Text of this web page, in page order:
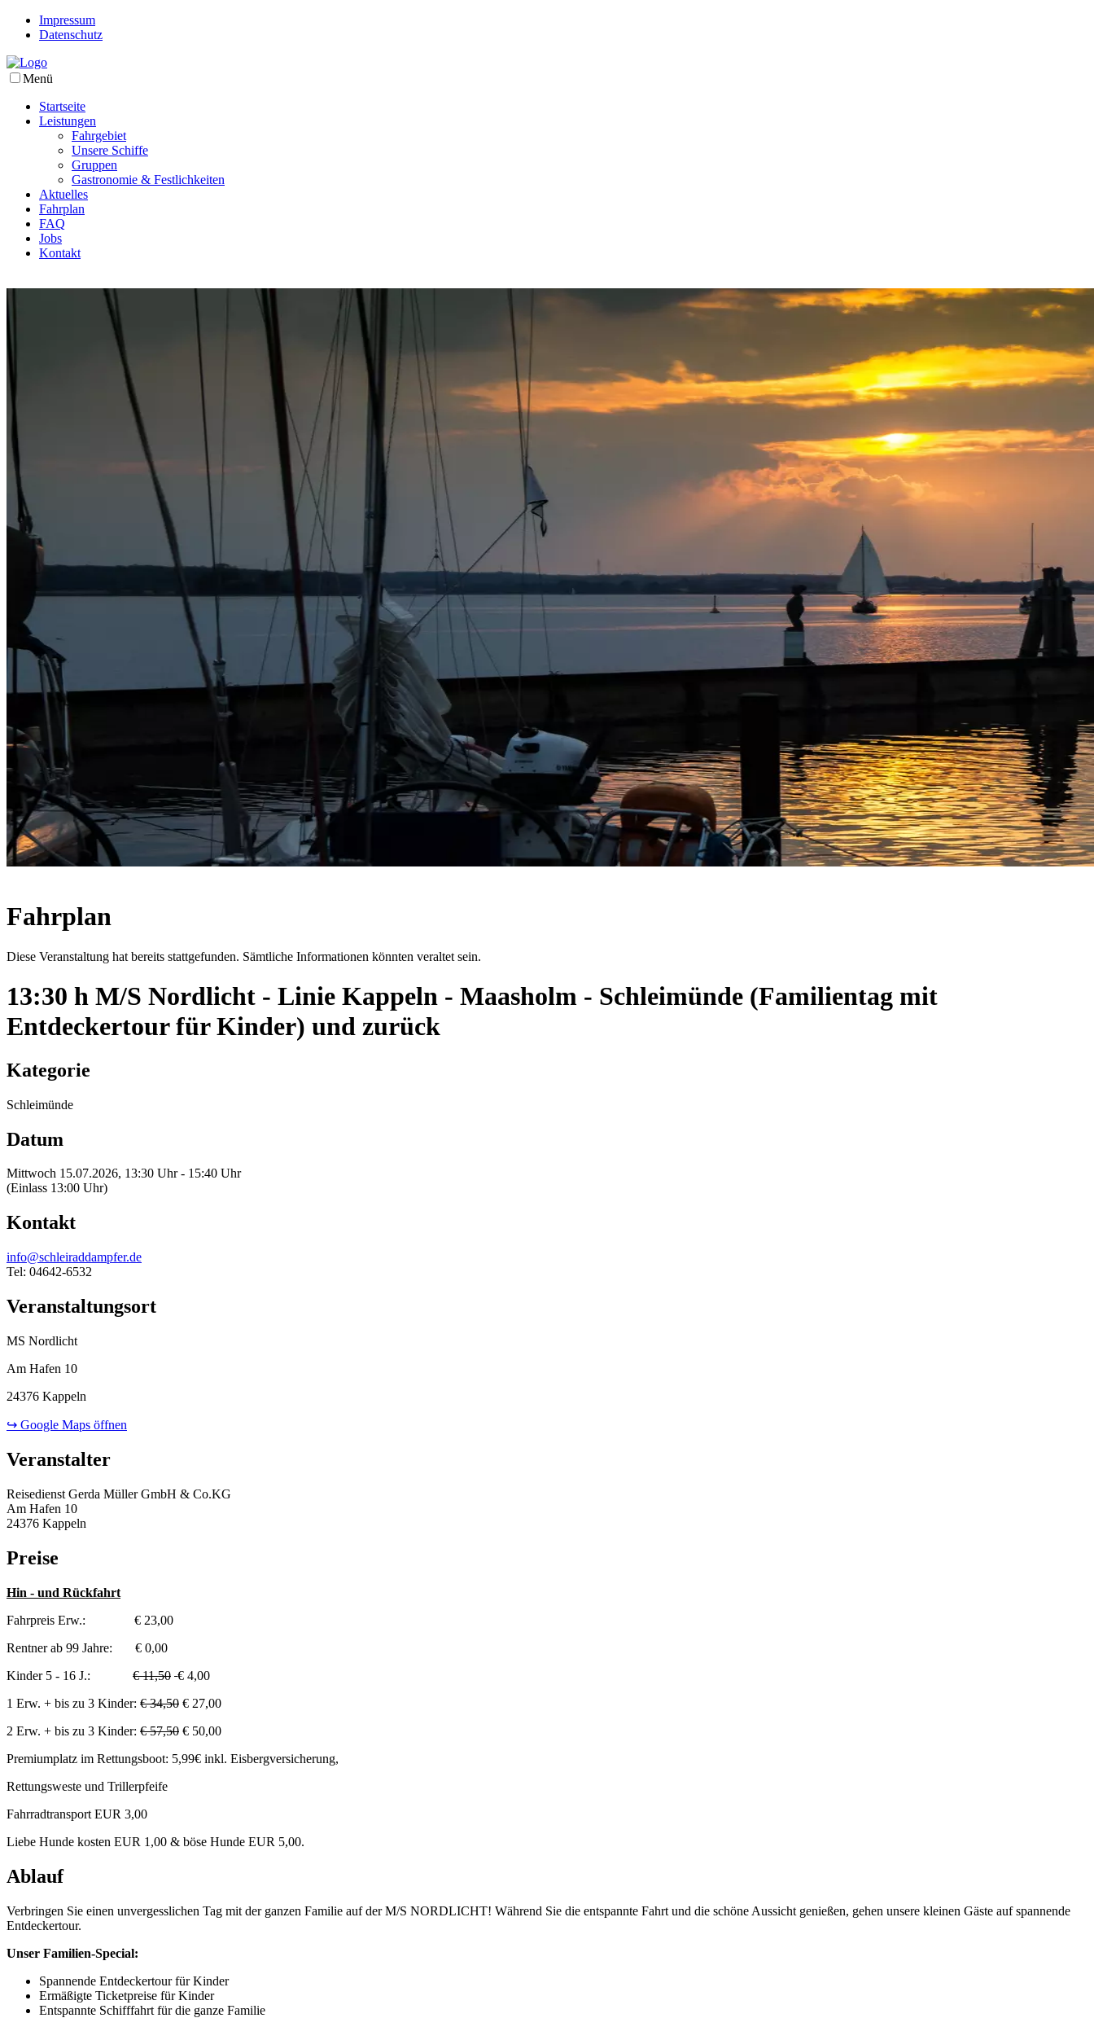
Impressum
Datenschutz
Menü
Startseite
Leistungen
Fahrgebiet
Unsere Schiffe
Gruppen
Gastronomie & Festlichkeiten
Aktuelles
Fahrplan
FAQ
Jobs
Kontakt
Fahrplan
Diese Veranstaltung hat bereits stattgefunden. Sämtliche Informationen könnten veraltet sein.
13:30 h M/S Nordlicht - Linie Kappeln - Maasholm - Schleimünde (Familientag mit
Entdeckertour für Kinder) und zurück
Kategorie
Schleimünde
Datum
Mittwoch 15.07.2026, 13:30 Uhr - 15:40 Uhr
(Einlass 13:00 Uhr)
Kontakt
info@schleiraddampfer.de
Tel: 04642-6532
Veranstaltungsort
MS Nordlicht
Am Hafen 10
24376 Kappeln
↪ Google Maps öffnen
Veranstalter
Reisedienst Gerda Müller GmbH & Co.KG
Am Hafen 10
24376 Kappeln
Preise
Hin - und Rückfahrt
Fahrpreis Erw.: € 23,00
Rentner ab 99 Jahre: € 0,00
Kinder 5 - 16 J.: € 11,50 € 4,00
1 Erw. + bis zu 3 Kinder: € 34,50 € 27,00
2 Erw. + bis zu 3 Kinder: € 57,50 € 50,00
Premiumplatz im Rettungsboot: 5,99€ inkl. Eisbergversicherung,
Rettungsweste und Trillerpfeife
Fahrradtransport EUR 3,00
Liebe Hunde kosten EUR 1,00 & böse Hunde EUR 5,00.
Ablauf
Verbringen Sie einen unvergesslichen Tag mit der ganzen Familie auf der M/S NORDLICHT! Während Sie die entspannte Fahrt und die schöne Aussicht genießen, gehen unsere kleinen Gäste auf spannende
Entdeckertour.
Unser Familien-Special:
Spannende Entdeckertour für Kinder
Ermäßigte Ticketpreise für Kinder
Entspannte Schifffahrt für die ganze Familie